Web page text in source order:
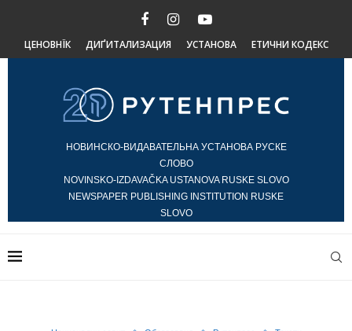
ЦЕНОВНЇК ДИҐИТАЛИЗАЦИЯ УСТАНОВА ЕТИЧНИ КОДЕКС
НОВИНСКО-ВИДАВАТЕЛЬНА УСТАНОВА РУСКЕ
СЛОВО
NOVINSKO-IZDAVAČKA USTANOVA RUSKE SLOVO
NEWSPAPER PUBLISHING INSTITUTION RUSKE
SLOVO